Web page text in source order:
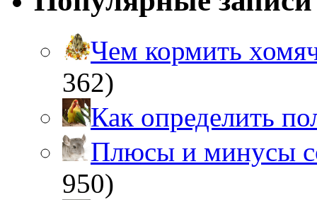
Чем кормить
362)
Как определить
Плюсы и минусы
950)